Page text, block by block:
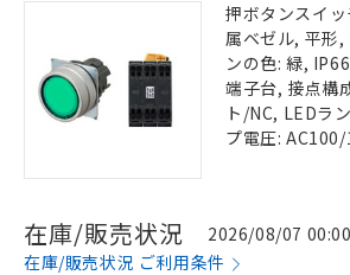
押ボタンスイ
属ベゼル, 平形,
ンの色: 緑,
端子台, 接点構
ト/NC, LEDラ
プ電圧:
在庫/販売状況
2026/08/07
在庫/販売状況 ご利用条件